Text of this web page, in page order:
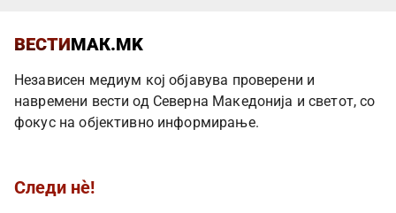
ВЕСТИМАК.MK
Независен медиум кој објавува проверени и
навремени вести од Северна Македонија и светот, со
фокус на објективно информирање.
Следи нè!